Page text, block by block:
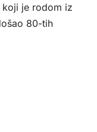
koji je rodom iz
80-tih